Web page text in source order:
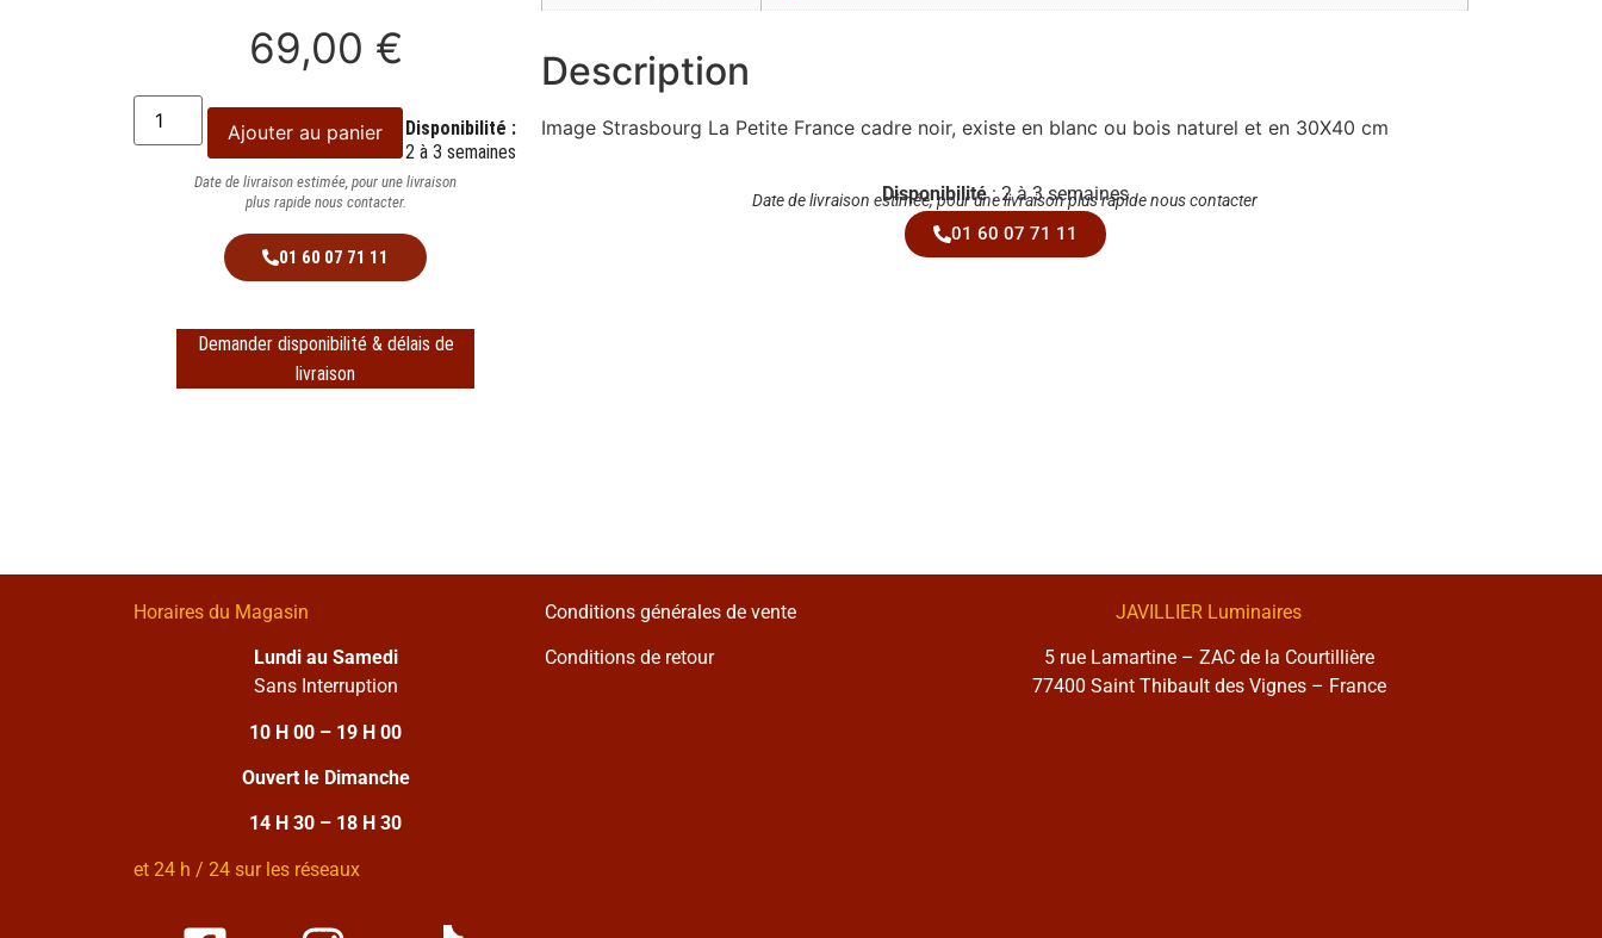
69,00 €
Ajouter au panier
Disponibilité :
2 à 3 semaines
Date de livraison estimée, pour une livraison
plus rapide nous contacter.
01 60 07 71 11
Demander disponibilité & délais de
livraison
Description
Image Strasbourg La Petite France cadre noir, existe en blanc ou bois naturel et en 30X40 cm
Disponibilité: 2 à 3 semaines
Date de livraison estimée, pour une livraison plus rapide nous contacter
01 60 07 71 11
Horaires du Magasin
Lundi au Samedi
Sans Interruption
10 H 00 – 19 H 00
Ouvert le Dimanche
14 H 30 – 18 H 30
et 24 h / 24 sur les réseaux
Conditions générales de vente
Conditions de retour
JAVILLIER Luminaires
5 rue Lamartine – ZAC de la Courtillière
77400 Saint Thibault des Vignes – France